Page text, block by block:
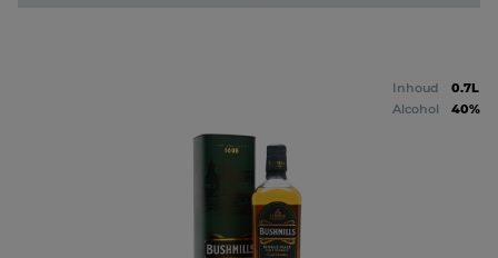
Inhoud
0.7L
Alcohol
40%